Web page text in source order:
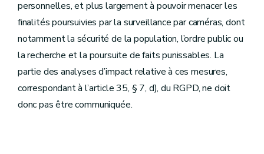
personnelles, et plus largement à pouvoir menacer les
finalités poursuivies par la surveillance par caméras, dont
notamment la sécurité de la population, l’ordre public ou
la recherche et la poursuite de faits punissables. La
partie des analyses d’impact relative à ces mesures,
correspondant à l’article 35, § 7, d), du RGPD, ne doit
donc pas être communiquée.